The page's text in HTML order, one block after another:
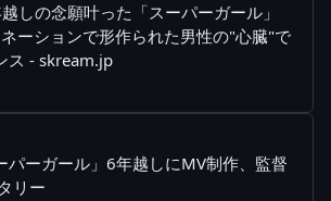
しの念願叶った「スーパーガール」
ーションで形作られた男性の"心臓"で
ス - skream.jp
パーガール」6年越しにMV制作、監督
リー